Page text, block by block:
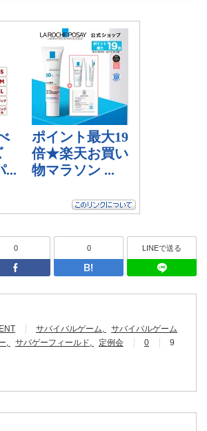
Twitter
0
Facebook
0
はてなブッ
LINEで送る
サバイバルゲーム
サバイバルゲーム
サバゲーフィールド 定例会 0
9